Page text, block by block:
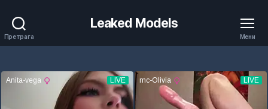
Претрага
Leaked Models
Мени